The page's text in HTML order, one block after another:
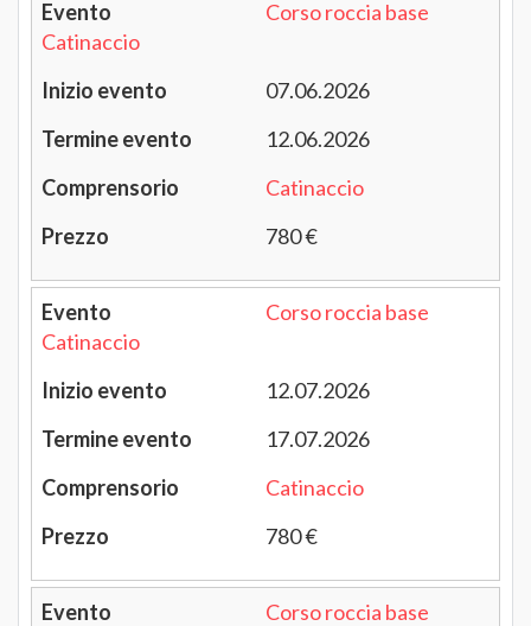
Corso roccia base
Catinaccio
07.06.2026
12.06.2026
Catinaccio
780 €
Corso roccia base
Catinaccio
12.07.2026
17.07.2026
Catinaccio
780 €
Corso roccia base